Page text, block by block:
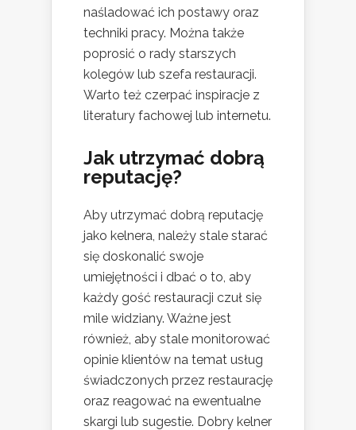
naśladować ich postawy oraz
techniki pracy. Można także
poprosić o rady starszych
kolegów lub szefa restauracji.
Warto też czerpać inspiracje z
literatury fachowej lub internetu.
Jak utrzymać dobrą
reputację?
Aby utrzymać dobrą reputację
jako kelnera, należy stale starać
się doskonalić swoje
umiejętności i dbać o to, aby
każdy gość restauracji czuł się
mile widziany. Ważne jest
również, aby stale monitorować
opinie klientów na temat usług
świadczonych przez restaurację
oraz reagować na ewentualne
skargi lub sugestie. Dobry kelner